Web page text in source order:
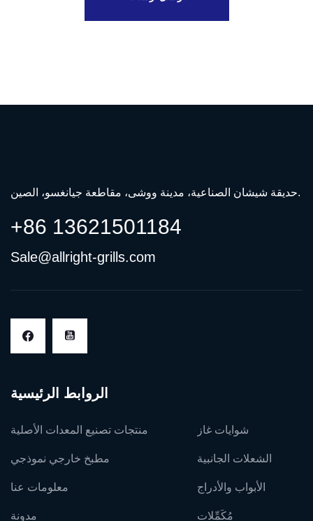
حديقة شيشان الصناعية، مدينة ووشى، مقاطعة جيانغسو، الصين.
+86 13621501184
Sale@allright-grills.com
الروابط الرئيسية
منتجات تصنيع المعدات الأصلية
مطبخ خارجي نموذجي
معلومات عنا
مدونة
شوايات غاز
الشعلات الجانبية
الأبواب والأدراج
مُكَمِّلات